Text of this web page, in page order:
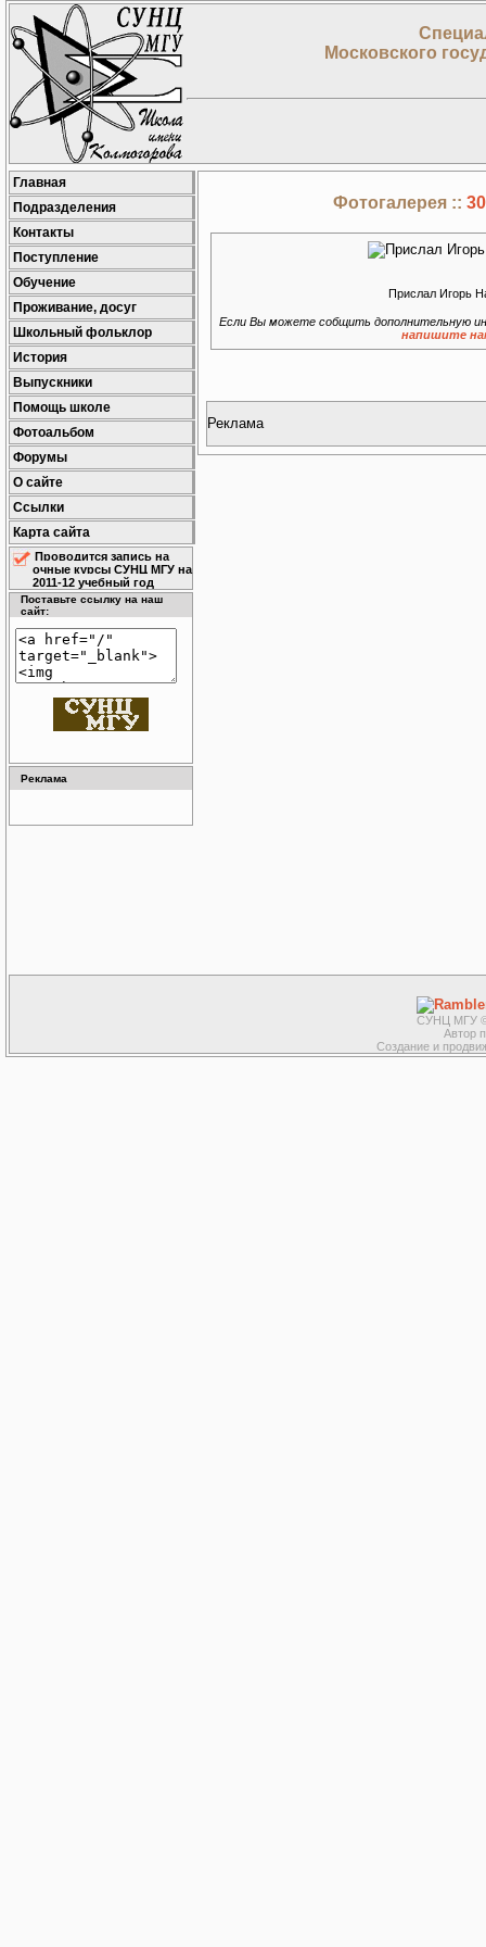
Московского
Главная
Подразделения
Контакты
Поступление
Обучение
Проживание, досуг
Школьный фольклор
История
Выпускники
Помощь школе
Фотоальбом
Форумы
О сайте
Ссылки
Карта сайта
Проводится запись на
очные курсы СУНЦ МГУ на
2011-12 учебный год
Поставьте ссылку на наш
сайт:
Реклама
Фотогалерея ::
Прислал Игорь
Если Вы можете собщить дополнительную
напишите
Реклама
СУНЦ МГУ ©
Автор
Создание и